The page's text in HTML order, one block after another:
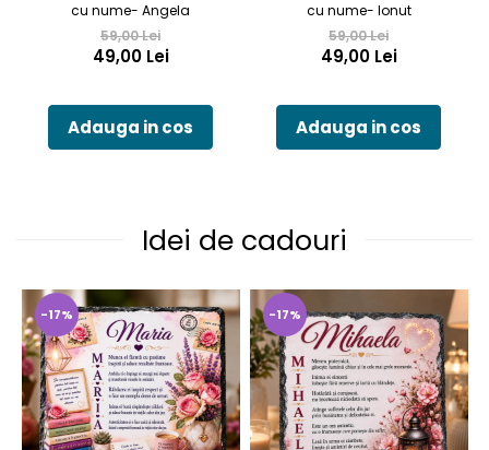
cu nume- Angela
59,00 Lei
49,00 Lei
Adauga in cos
cu nume- Ionut
59,00 Lei
49,00 Lei
Adauga in cos
Idei de cadouri
-17% -17%